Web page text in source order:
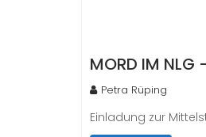
MORD IM NLG
Petra Rüping
Einladung zur